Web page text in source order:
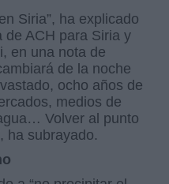
Siria”, ha explicado
de ACH para Siria y
en una nota de
de la noche
ocho años de
medios de
Volver al punto
ha subrayado.